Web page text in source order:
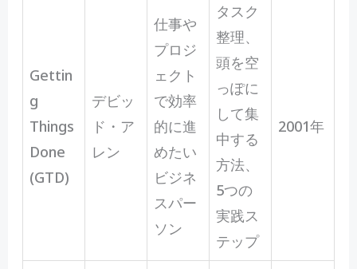
Gettin
g
Things
Done
(GTD)
デビッ
ド・ア
レン
仕事や
プロジ
ェクト
で効率
的に進
めたい
ビジネ
スパー
ソン
タスク
整理、
頭を空
っぽに
して集
中する
方法、
5つの
実践ス
テップ
2001年